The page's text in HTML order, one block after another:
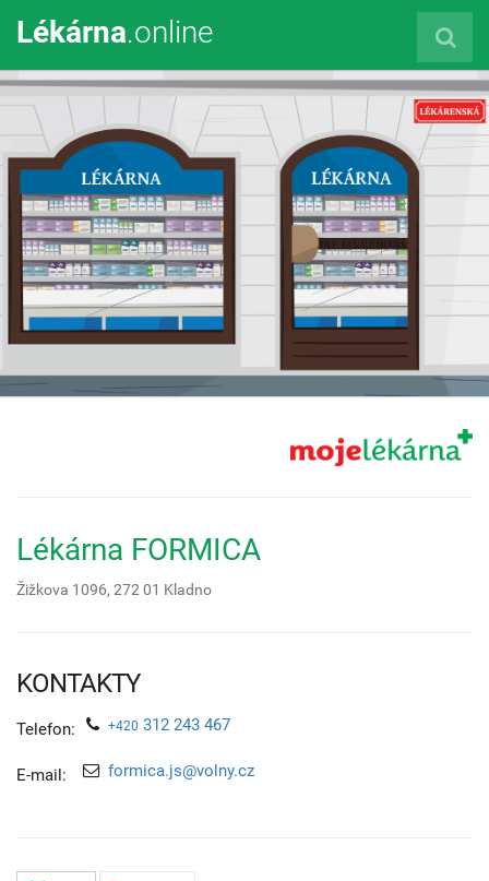
Lékárna.online
Lékárna FORMICA
Žižkova 1096, 272 01 Kladno
KONTAKTY
Telefon: +420 312 243 467
E-mail: formica.js@volny.cz